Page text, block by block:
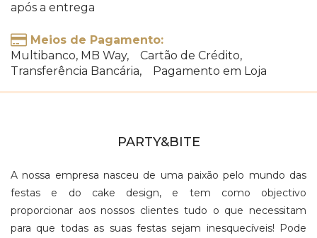
após a entrega
Meios de Pagamento:
Multibanco, MB Way, Cartão de Crédito,
Transferência Bancária, Pagamento em Loja
PARTY&BITE
A nossa empresa nasceu de uma paixão pelo mundo das
festas e do cake design, e tem como objectivo
proporcionar aos nossos clientes tudo o que necessitam
para que todas as suas festas sejam inesquecíveis! Pode